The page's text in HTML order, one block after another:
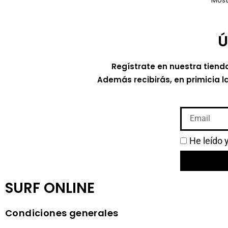
Regístrate en nuestra
Además recibirás, en primicia
He leído
SURF ONLINE
Condiciones generales